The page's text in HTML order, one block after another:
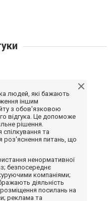
людей, які бажають
іншим
з обов'язковою
відгука. Це допоможе
рішення.
спілкування та
роз'яснення питань, що
ненормативної
безпосереднє
компаніями;
діяльність
розміщення посилань на
реклама та